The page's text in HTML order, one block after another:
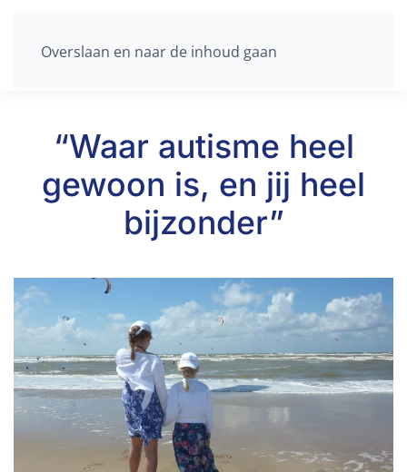
Overslaan en naar de inhoud gaan
“Waar autisme heel
gewoon is, en jij heel
bijzonder”